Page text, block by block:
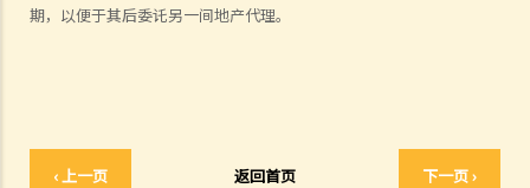
期，以便于其后委讬另一间地产代理。
‹ 上一页 返回首页 下一页 ›
4. 如果地产代理同时代表卖方（即本人）及买方，我可否支付较少的佣
定要签署地产代理协议？